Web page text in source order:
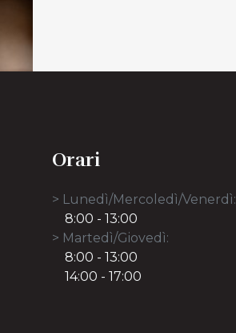
Orari
> Lunedì/Mercoledì/Venerdì:
8:00 - 13:00
> Martedì/Giovedì:
8:00 - 13:00
14:00 - 17:00